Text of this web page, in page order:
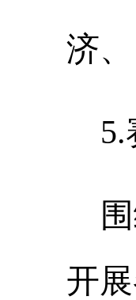
济
5.
开